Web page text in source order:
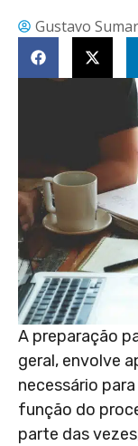
Gustavo
A preparação
geral, envolve
necessário
função do
parte das